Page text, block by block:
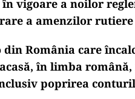
vigoare a noilor
a amenzilor
din România care
în limba
poprirea